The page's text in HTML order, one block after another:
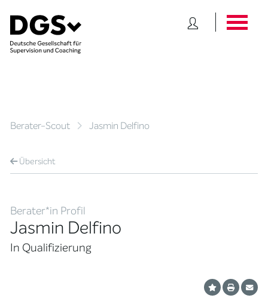
Berater-Scout Jasmin Delfino
Übersicht
Berater*in Profil
Jasmin Delfino
In Qualifizierung